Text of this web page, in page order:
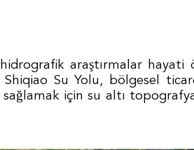
araştırmalar hayati
Shiqiao Su Yolu, bölgesel
için su altı